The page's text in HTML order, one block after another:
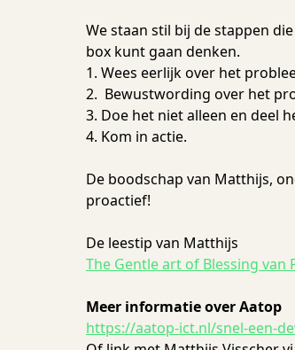
We staan stil bij de stappen
box kunt gaan denken.
1. Wees eerlijk over het
2. Bewustwording over het
3. Doe het niet alleen en deel
4. Kom in actie.
De boodschap van Matthijs,
proactief!
De leestip van Matthijs
The Gentle art of Blessing van
Meer informatie over Aatop
https://aatop-ict.nl/snel-een-